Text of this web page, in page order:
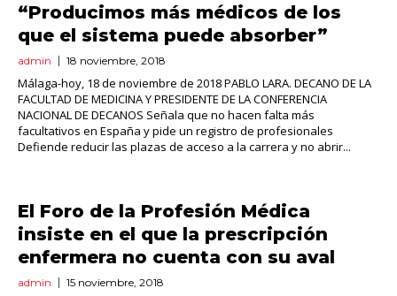
“Producimos más médicos de los
que el sistema puede absorber”
admin 18 noviembre, 2018
Málaga-hoy, 18 de noviembre de 2018 PABLO LARA. DECANO DE LA
FACULTAD DE MEDICINA Y PRESIDENTE DE LA CONFERENCIA
NACIONAL DE DECANOS Señala que no hacen falta más
facultativos en España y pide un registro de profesionales
Defiende reducir las plazas de acceso a la carrera y no abrir...
El Foro de la Profesión Médica
insiste en el que la prescripción
enfermera no cuenta con su aval
admin 15 noviembre, 2018